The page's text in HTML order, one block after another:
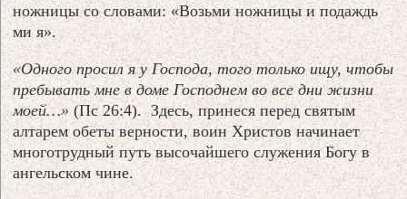
ножницы со словами: «Возьми ножницы и подаждь
ми я».
«Одного просил я у Господа, того только ищу, чтобы
пребывать мне в доме Господнем во все дни жизни
моей…» (Пс 26:4). Здесь, принеся перед святым
алтарем обеты верности, воин Христов начинает
многотрудный путь высочайшего служения Богу в
ангельском чине.